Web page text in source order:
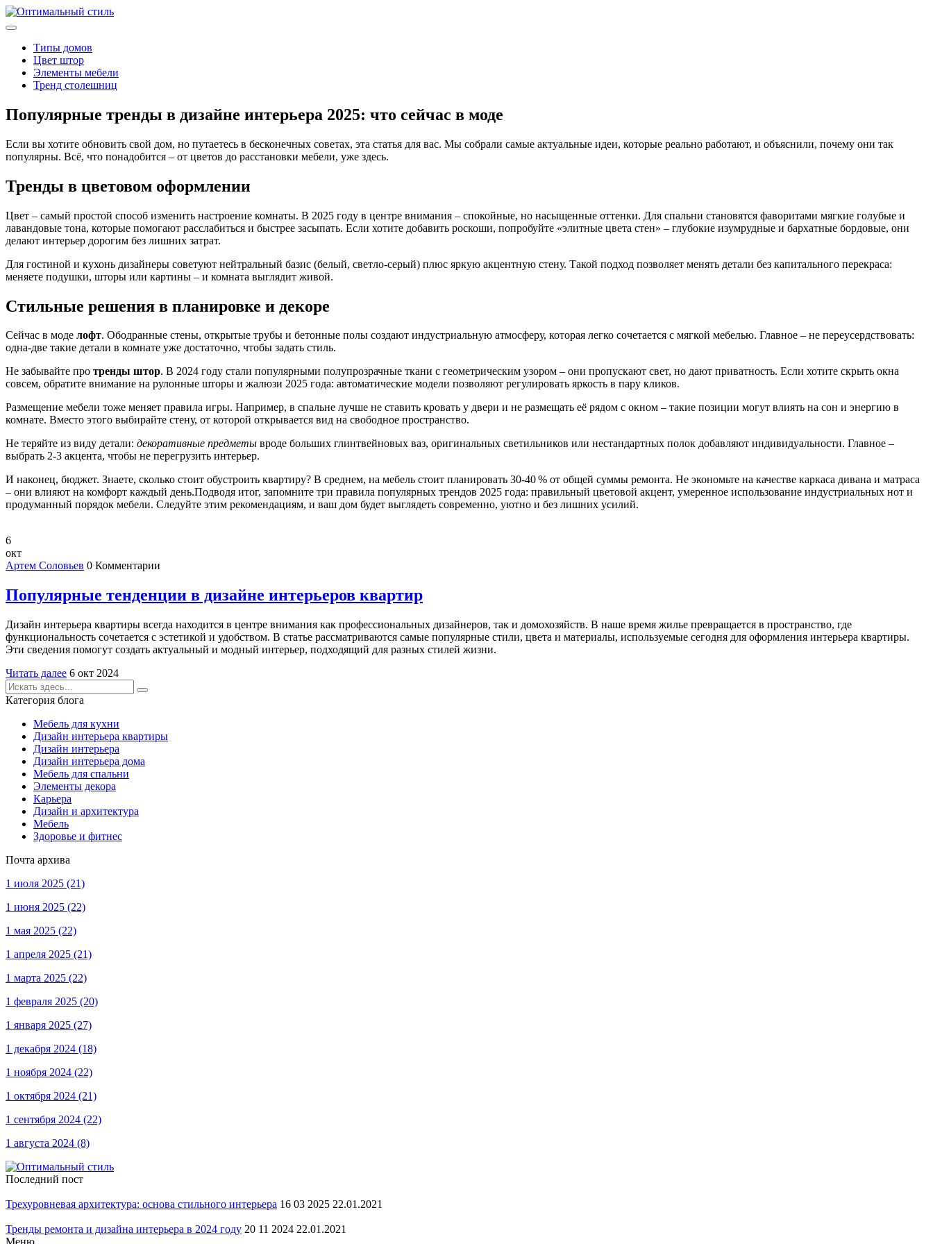
Типы домов
Цвет штор
Элементы мебели
Тренд столешниц
Популярные тренды в дизайне интерьера 2025: что сейчас в моде
Если вы хотите обновить свой дом, но путаетесь в бесконечных советах, эта статья для вас. Мы собрали самые актуальные идеи, которые реально работают, и объяснили, почему они так
популярны. Всё, что понадобится – от цветов до расстановки мебели, уже здесь.
Тренды в цветовом оформлении
Цвет – самый простой способ изменить настроение комнаты. В 2025 году в центре внимания – спокойные, но насыщенные оттенки. Для спальни становятся фаворитами мягкие голубые и
лавандовые тона, которые помогают расслабиться и быстрее засыпать. Если хотите добавить роскоши, попробуйте «элитные цвета стен» – глубокие изумрудные и бархатные бордовые, они
делают интерьер дорогим без лишних затрат.
Для гостиной и кухонь дизайнеры советуют нейтральный базис (белый, светло‑серый) плюс яркую акцентную стену. Такой подход позволяет менять детали без капитального перекраса:
меняете подушки, шторы или картины – и комната выглядит живой.
Стильные решения в планировке и декоре
Сейчас в моде лофт. Ободранные стены, открытые трубы и бетонные полы создают индустриальную атмосферу, которая легко сочетается с мягкой мебелью. Главное – не переусердствовать:
одна‑две такие детали в комнате уже достаточно, чтобы задать стиль.
Не забывайте про тренды штор. В 2024 году стали популярными полупрозрачные ткани с геометрическим узором – они пропускают свет, но дают приватность. Если хотите скрыть окна
совсем, обратите внимание на рулонные шторы и жалюзи 2025 года: автоматические модели позволяют регулировать яркость в пару кликов.
Размещение мебели тоже меняет правила игры. Например, в спальне лучше не ставить кровать у двери и не размещать её рядом с окном – такие позиции могут влиять на сон и энергию в
комнате. Вместо этого выбирайте стену, от которой открывается вид на свободное пространство.
Не теряйте из виду детали: декоративные предметы вроде больших глинтвейновых ваз, оригинальных светильников или нестандартных полок добавляют индивидуальности. Главное –
выбрать 2‑3 акцента, чтобы не перегрузить интерьер.
И наконец, бюджет. Знаете, сколько стоит обустроить квартиру? В среднем, на мебель стоит планировать 30‑40 % от общей суммы ремонта. Не экономьте на качестве каркаса дивана и матраса
– они влияют на комфорт каждый день.Подводя итог, запомните три правила популярных трендов 2025 года: правильный цветовой акцент, умеренное использование индустриальных нот и
продуманный порядок мебели. Следуйте этим рекомендациям, и ваш дом будет выглядеть современно, уютно и без лишних усилий.
6
окт
Артем Соловьев 0 Комментарии
Популярные тенденции в дизайне интерьеров квартир
Дизайн интерьера квартиры всегда находится в центре внимания как профессиональных дизайнеров, так и домохозяйств. В наше время жилье превращается в пространство, где
функциональность сочетается с эстетикой и удобством. В статье рассматриваются самые популярные стили, цвета и материалы, используемые сегодня для оформления интерьера квартиры.
Эти сведения помогут создать актуальный и модный интерьер, подходящий для разных стилей жизни.
Читать далее 6 окт 2024
Категория блога
Мебель для кухни
Дизайн интерьера квартиры
Дизайн интерьера
Дизайн интерьера дома
Мебель для спальни
Элементы декора
Карьера
Дизайн и архитектура
Мебель
Здоровье и фитнес
Почта архива
1 июля 2025 (21)
1 июня 2025 (22)
1 мая 2025 (22)
1 апреля 2025 (21)
1 марта 2025 (22)
1 февраля 2025 (20)
1 января 2025 (27)
1 декабря 2024 (18)
1 ноября 2024 (22)
1 октября 2024 (21)
1 сентября 2024 (22)
1 августа 2024 (8)
Последний пост
Трехуровневая архитектура: основа стильного интерьера 16 03 2025 22.01.2021
Тренды ремонта и дизайна интерьера в 2024 году 20 11 2024 22.01.2021